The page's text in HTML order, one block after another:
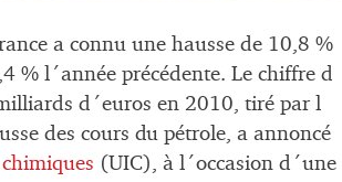
a connu une hausse de 10,8 %
% l´année précédente. Le chiffre d
d´euros en 2010, tiré par l
des cours du pétrole, a annoncé
(UIC), à l´occasion d´une